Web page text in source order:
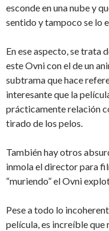
esconde en una nube y
sentido y tampoco se lo
En ese aspecto, se trata
este Ovni con el de un
subtrama que hace
interesante que la
prácticamente relación
tirado de los pelos.
También hay otros
inmola el director para
“muriendo” el Ovni
Pese a todo lo
película, es increíble